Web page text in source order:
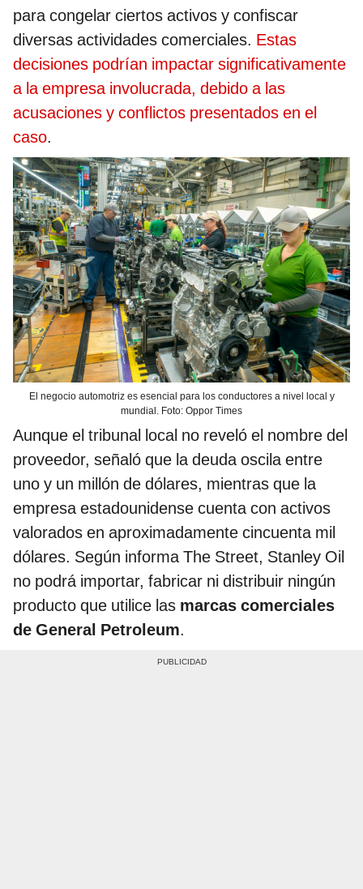
para congelar ciertos activos y confiscar
diversas actividades comerciales. Estas
decisiones podrían impactar significativamente
a la empresa involucrada, debido a las
acusaciones y conflictos presentados en el
caso.
El negocio automotriz es esencial para los conductores a nivel local y
mundial. Foto: Oppor Times
Aunque el tribunal local no reveló el nombre del
proveedor, señaló que la deuda oscila entre
uno y un millón de dólares, mientras que la
empresa estadounidense cuenta con activos
valorados en aproximadamente cincuenta mil
dólares. Según informa The Street, Stanley Oil
no podrá importar, fabricar ni distribuir ningún
producto que utilice las marcas comerciales
de General Petroleum.